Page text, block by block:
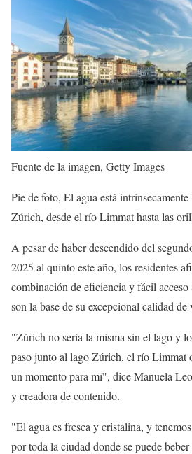
Fuente de la imagen, Getty Images
Pie de foto, El agua está
Zúrich, desde el río Limmat hasta las
A pesar de haber descendido del
2025 al quinto este año, los residentes
combinación de eficiencia y fácil
son la base de su excepcional calidad de
"Zúrich no sería la misma sin el lago y
paso junto al lago Zúrich, el río Limmat
un momento para mí", dice Manuela
y creadora de contenido.
"El agua es fresca y cristalina, y
por toda la ciudad donde se puede